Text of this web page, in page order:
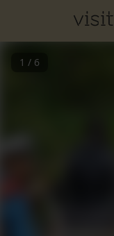
1 / 6